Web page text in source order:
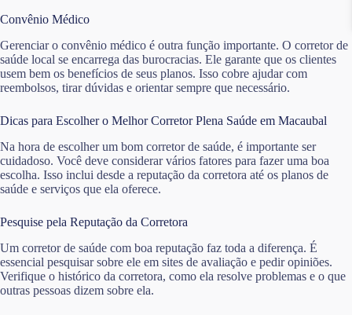
Convênio Médico
Gerenciar o convênio médico é outra função importante. O corretor de
saúde local se encarrega das burocracias. Ele garante que os clientes
usem bem os benefícios de seus planos. Isso cobre ajudar com
reembolsos, tirar dúvidas e orientar sempre que necessário.
Dicas para Escolher o Melhor Corretor Plena Saúde em Macaubal
Na hora de escolher um bom corretor de saúde, é importante ser
cuidadoso. Você deve considerar vários fatores para fazer uma boa
escolha. Isso inclui desde a reputação da corretora até os planos de
saúde e serviços que ela oferece.
Pesquise pela Reputação da Corretora
Um corretor de saúde com boa reputação faz toda a diferença. É
essencial pesquisar sobre ele em sites de avaliação e pedir opiniões.
Verifique o histórico da corretora, como ela resolve problemas e o que
outras pessoas dizem sobre ela.